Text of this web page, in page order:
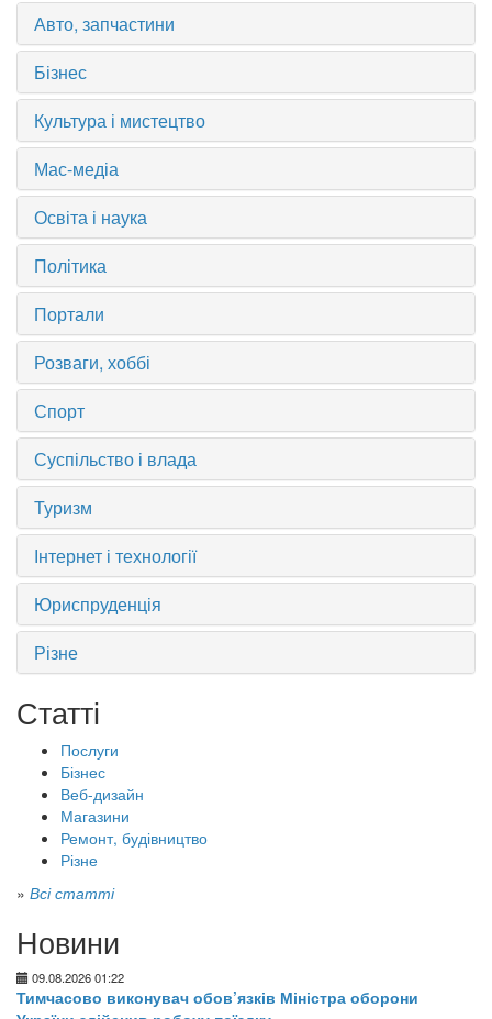
Авто, запчастини
Бізнес
Культура і мистецтво
Мас-медіа
Освіта і наука
Політика
Портали
Розваги, хоббі
Спорт
Суспільство і влада
Туризм
Інтернет і технології
Юриспруденція
Різне
Статті
Послуги
Бізнес
Веб-дизайн
Магазини
Ремонт, будівництво
Різне
» Всі статті
Новини
09.08.2026 01:22
Тимчасово виконувач обов’язків Міністра оборони